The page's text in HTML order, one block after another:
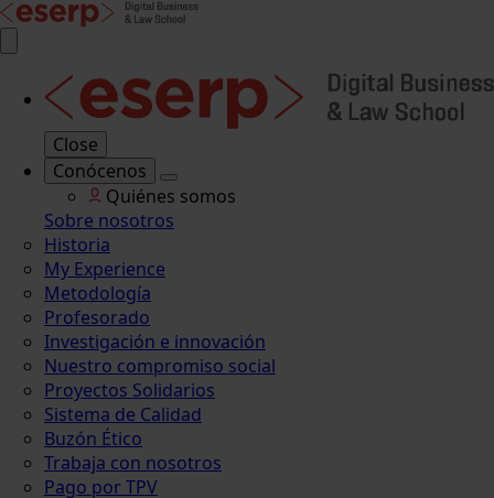
Close
Conócenos
Quiénes somos
Sobre nosotros
Historia
My Experience
Metodología
Profesorado
Investigación e innovación
Nuestro compromiso social
Proyectos Solidarios
Sistema de Calidad
Buzón Ético
Trabaja con nosotros
Pago por TPV